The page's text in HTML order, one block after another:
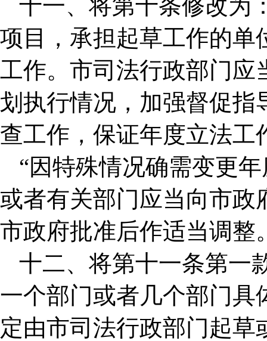
十一、将第十条修改为
项目，承担起草工作的单
工作。市司法行政部门应
划执行情况，加强督促指
查工作，保证年度立法工
“因特殊情况确需变更
或者有关部门应当向市政
市政府批准后作适当调整
十二、将第十一条第一
一个部门或者几个部门具
定由市司法行政部门起草